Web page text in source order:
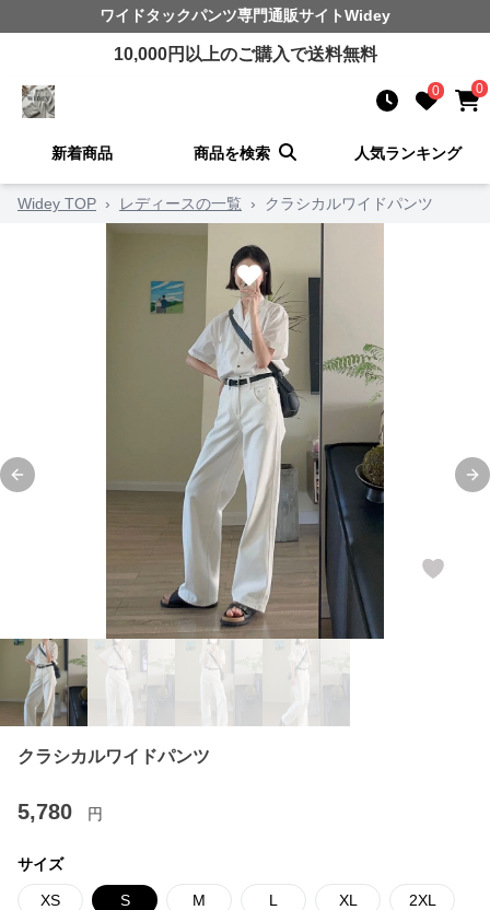
ワイドタックパンツ専門通販サイトWidey
10,000円以上のご購入で送料無料
0 0
新着商品 商品を検索 人気ランキング
Widey TOP › レディースの一覧 › クラシカルワイドパンツ
Previous slide
クラシカルワイドパンツ
5,780 円
サイズ
XS S M L XL 2XL